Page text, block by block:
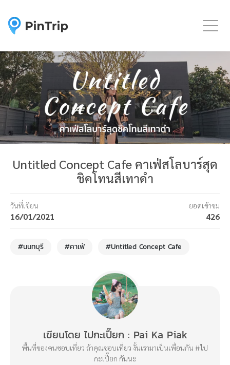
Untitled Concept Cafe คาเฟ่สโลบาร์สุด
ชิคโทนสีเทาดำ
วันที่เขียน
16/01/2021
ยอดเข้าชม
426
#นนทบุรี #คาเฟ่ #Untitled Concept Cafe
เขียนโดย ไปกะเปี๊ยก : Pai Ka Piak
พื้นที่ของคนชอบเที่ยว ถ้าคุณชอบเที่ยว งั้นเรามาเป็นเพื่อนกัน #ไป
กะเปี๊ยก กันนะ